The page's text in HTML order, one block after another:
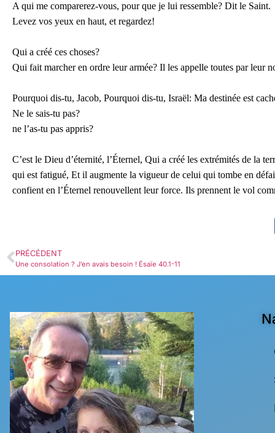
A qui me comparerez-vous, pour que je lui ressemble? Dit le Saint.
Levez vos yeux en haut, et regardez!
Qui a créé ces choses?
Qui fait marcher en ordre leur armée? Il les appelle toutes par leur
Pourquoi dis-tu, Jacob, Pourquoi dis-tu, Israël: Ma destinée est
Ne le sais-tu pas?
ne l’as-tu pas appris?
C’est le Dieu d’éternité, l’Éternel, Qui a créé les extrémités de la
qui est fatigué, Et il augmente la vigueur de celui qui tombe en
confient en l’Éternel renouvellent leur force. Ils prennent le vol
PRÉCÉDENT
Une consolation ? J’en avais besoin ! Ésaïe 40.1-11